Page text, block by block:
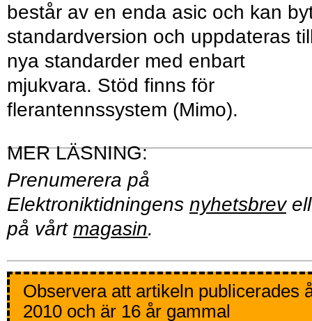
består av en enda asic och kan
standardversion och uppdateras
nya standarder med enbart
mjukvara. Stöd finns för
flerantennssystem (Mimo).
Prenumerera på
Elektroniktidningens nyhetsbrev
på vårt magasin.
Observera att artikeln publicerades
2010 och är 16 år gammal